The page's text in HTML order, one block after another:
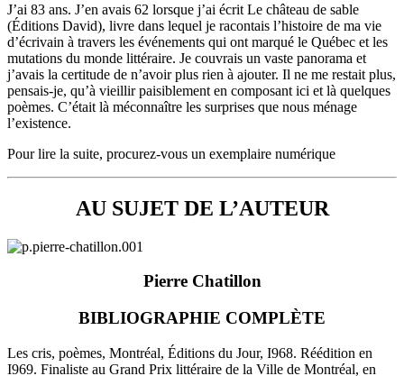
J’ai 83 ans. J’en avais 62 lorsque j’ai écrit Le château de sable
(Éditions David), livre dans lequel je racontais l’histoire de ma vie
d’écrivain à travers les événements qui ont marqué le Québec et les
mutations du monde littéraire. Je couvrais un vaste panorama et
j’avais la certitude de n’avoir plus rien à ajouter. Il ne me restait plus,
pensais-je, qu’à vieillir paisiblement en composant ici et là quelques
poèmes. C’était là méconnaître les surprises que nous ménage
l’existence.
Pour lire la suite, procurez-vous un exemplaire numérique
AU SUJET DE L’AUTEUR
Pierre Chatillon
BIBLIOGRAPHIE COMPLÈTE
Les cris, poèmes, Montréal, Éditions du Jour, I968. Réédition en
I969. Finaliste au Grand Prix littéraire de la Ville de Montréal, en